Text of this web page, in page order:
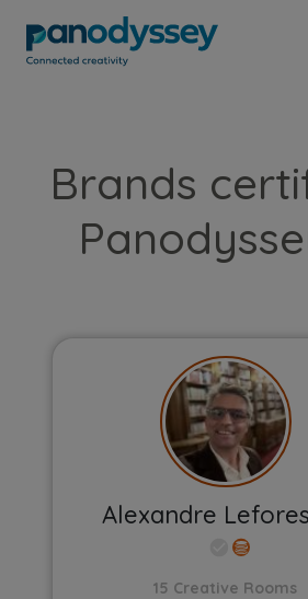
Brands
Alexandre
15 Creative Rooms